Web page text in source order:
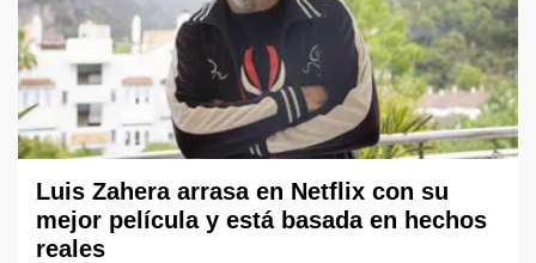
Luis Zahera arrasa en Netflix con su
mejor película y está basada en hechos
reales